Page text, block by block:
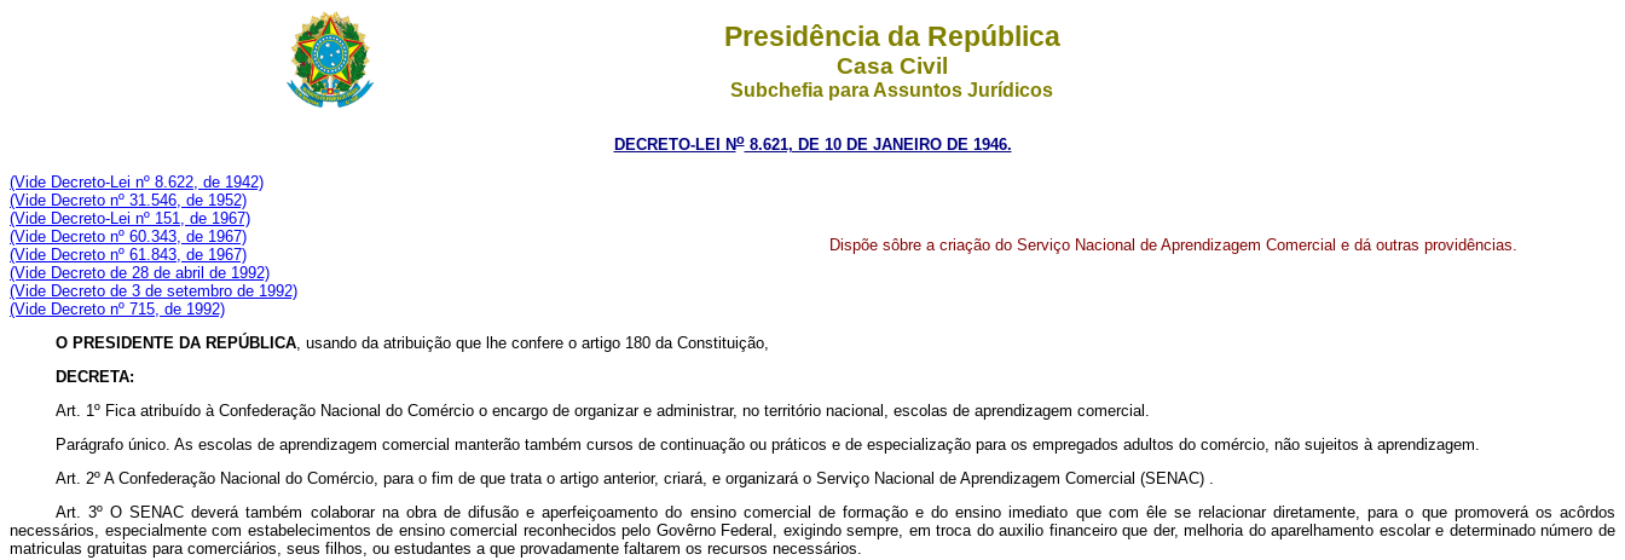
Presidência da República
Casa Civil
Subchefia para Assuntos Jurídicos
DECRETO-LEI No8.621, DE 10 DE JANEIRO DE 1946.
(Vide Decreto-Lei nº 8.622, de 1942)
(Vide Decreto nº 31.546, de 1952)
(Vide Decreto-Lei nº 151, de 1967)
(Vide Decreto nº 60.343, de 1967)
(Vide Decreto nº 61.843, de 1967)
(Vide Decreto de 28 de abril de 1992)
(Vide Decreto de 3 de setembro de 1992)
(Vide Decreto nº 715, de 1992)
Dispõe sôbre a criação do Serviço Nacional de Aprendizagem Comercial e dá outras providências.
O PRESIDENTE DA REPÚBLICA, usando da atribuição que lhe confere o artigo 180 da Constituição,
DECRETA:
Art. 1º Fica atribuído à Confederação Nacional do Comércio o encargo de organizar e administrar, no território nacional, escolas de aprendizagem comercial.
Parágrafo único. As escolas de aprendizagem comercial manterão também cursos de continuação ou práticos e de especialização para os empregados adultos do comércio, não sujeitos à aprendizagem.
Art. 2º A Confederação Nacional do Comércio, para o fim de que trata o artigo anterior, criará, e organizará o Serviço Nacional de Aprendizagem Comercial (SENAC) .
Art. 3º O SENAC deverá também colaborar na obra de difusão e aperfeiçoamento do ensino comercial de formação e do ensino imediato que com êle se relacionar diretamente, para o que promoverá os acôrdos
necessários, especialmente com estabelecimentos de ensino comercial reconhecidos pelo Govêrno Federal, exigindo sempre, em troca do auxilio financeiro que der, melhoria do aparelhamento escolar e determinado número de
matriculas gratuitas para comerciários, seus filhos, ou estudantes a que provadamente faltarem os recursos necessários.